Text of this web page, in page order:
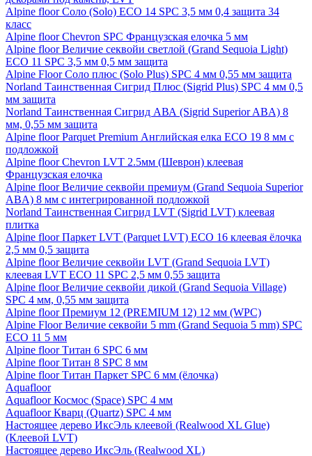
Alpine floor Соло (Solo) ECO 14 SPC 3,5 мм 0,4 защита 34
класс
Alpine floor Chevron SPC Французская елочка 5 мм
Alpine floor Величие секвойи светлой (Grand Sequoia Light)
ECO 11 SPC 3,5 мм 0,5 мм защита
Alpine Floor Соло плюс (Solo Plus) SPC 4 мм 0,55 мм защита
Norland Таинственная Сигрид Плюс (Sigrid Plus) SPC 4 мм 0,5
мм защита
Norland Таинственная Сигрид АВА (Sigrid Superior ABA) 8
мм, 0,55 мм защита
Alpine floor Parquet Premium Английская елка ECO 19 8 мм с
подложкой
Alpine floor Chevron LVT 2.5мм (Шеврон) клеевая
Французская елочка
Alpine floor Величие секвойи премиум (Grand Sequoia Superior
ABA) 8 мм с интегрированной подложкой
Norland Таинственная Сигрид LVT (Sigrid LVT) клеевая
плитка
Alpine floor Паркет LVT (Parquet LVT) ECO 16 клеевая ёлочка
2,5 мм 0,5 защита
Alpine floor Величие секвойи LVT (Grand Sequoia LVT)
клеевая LVT ECO 11 SPC 2,5 мм 0,55 защита
Alpine floor Величие секвойи дикой (Grand Sequoia Village)
SPC 4 мм, 0,55 мм защита
Alpine floor Премиум 12 (PREMIUM 12) 12 мм (WPC)
Alpine Floor Величие секвойи 5 mm (Grand Sequoia 5 mm) SPC
ECO 11 5 мм
Alpine floor Титан 6 SPC 6 мм
Alpine floor Титан 8 SPC 8 мм
Alpine floor Титан Паркет SPC 6 мм (ёлочка)
Aquafloor
Aquafloor Космос (Space) SPC 4 мм
Aquafloor Кварц (Quartz) SPC 4 мм
Настоящее дерево ИксЭль клеевой (Realwood XL Glue)
(Клеевой LVT)
Настоящее дерево ИксЭль (Realwood XL)